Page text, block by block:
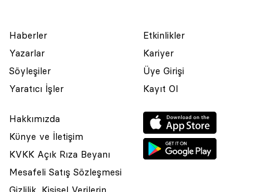
Haberler
Yazarlar
Söyleşiler
Yaratıcı İşler
Etkinlikler
Kariyer
Üye Girişi
Kayıt Ol
Hakkımızda
Künye ve İletişim
KVKK Açık Rıza Beyanı
Mesafeli Satış Sözleşmesi